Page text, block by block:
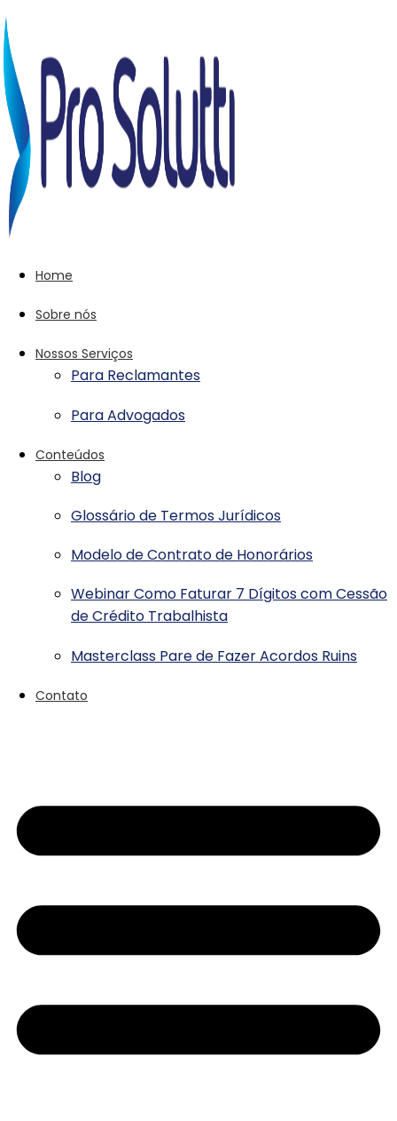
Home
Sobre nós
Nossos Serviços
Para Reclamantes
Para Advogados
Conteúdos
Blog
Glossário de Termos Jurídicos
Modelo de Contrato de Honorários
Webinar Como Faturar 7 Dígitos com Cessão
de Crédito Trabalhista
Masterclass Pare de Fazer Acordos Ruins
Contato